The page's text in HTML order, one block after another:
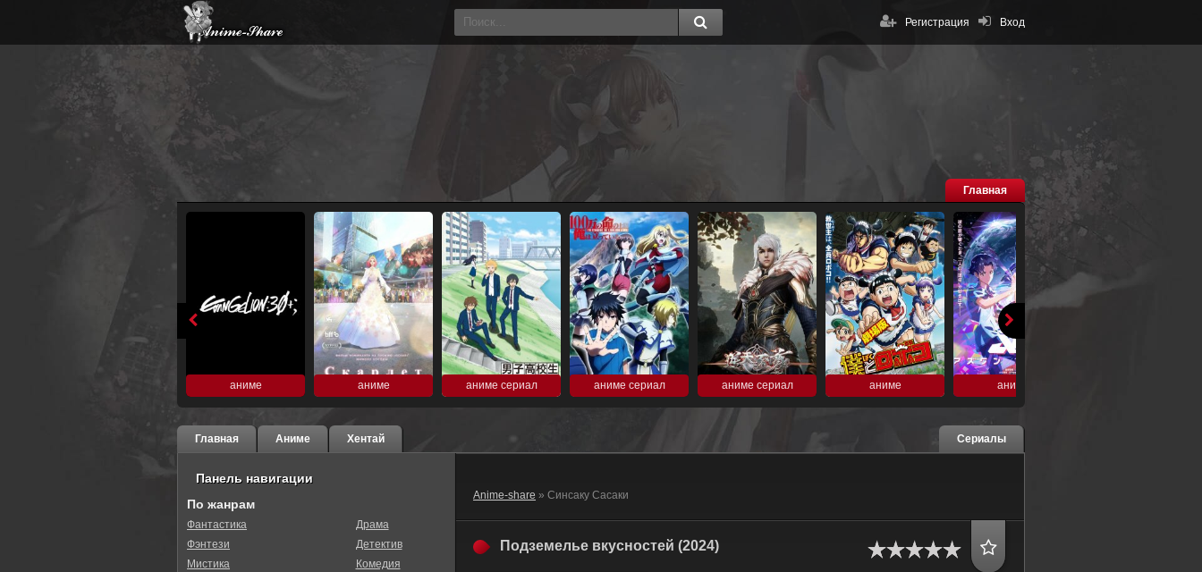
Вход
Регистрация
Главная
аниме аниме аниме сериал аниме сериал аниме сериал аниме аниме
Главная Аниме Хентай Сериалы
Anime-share » Синсаку Сасаки
Подземелье вкусностей (2024)
Панель навигации
По жанрам
Фантастика
Фэнтези
Мистика
Драма
Детектив
Комедия